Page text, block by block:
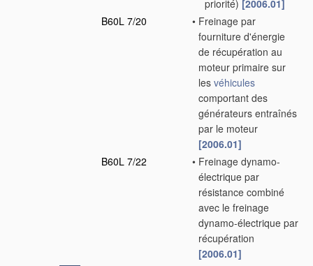
priorité) [2006.01]
B60L 7/20
• Freinage par
fourniture d'énergie
de récupération au
moteur primaire sur
les véhicules
comportant des
générateurs entraînés
par le moteur
[2006.01]
B60L 7/22
• Freinage dynamo-
électrique par
résistance combiné
avec le freinage
dynamo-électrique par
récupération
[2006.01]